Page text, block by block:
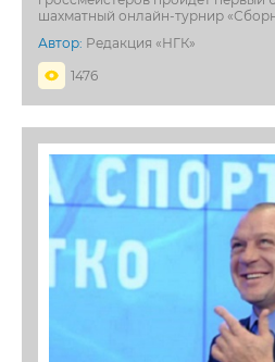
шахматный онлайн-турнир
Автор: Редакция «НГК»
1476